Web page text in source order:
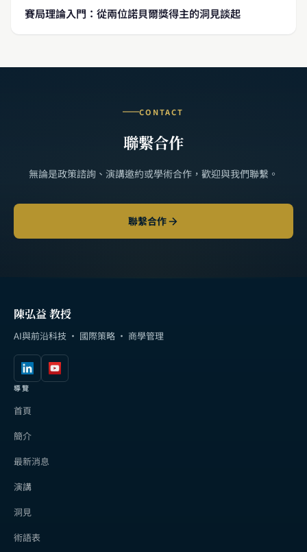
賽局理論入門：從兩位諾貝爾獎得主的洞見談起
CONTACT
聯繫合作
無論是政策諮詢、演講邀約或學術合作，歡迎與我們聯繫。
聯繫合作
陳弘益 教授
AI與前沿科技 · 國際策略 · 商學管理
導覽
首頁
簡介
最新消息
演講
洞見
術語表